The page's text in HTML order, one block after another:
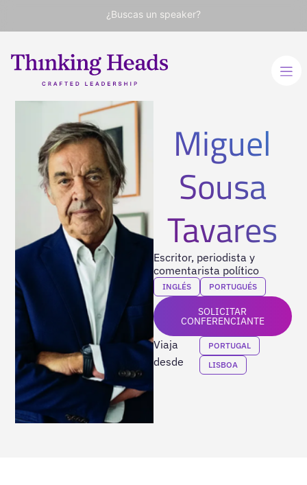
¿Buscas un speaker?
Miguel
Sousa
Tavares
Escritor, periodista y
comentarista político
INGLÉS PORTUGUÉS
SOLICITAR
CONFERENCIANTE
Viaja
desde
PORTUGAL
LISBOA